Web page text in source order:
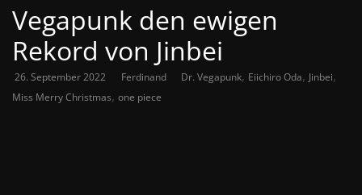
Vegapunk den ewigen
Rekord von Jinbei
26. September 2022 Ferdinand Dr. Vegapunk, Eiichiro Oda, Jinbei,
Miss Merry Christmas, one piece